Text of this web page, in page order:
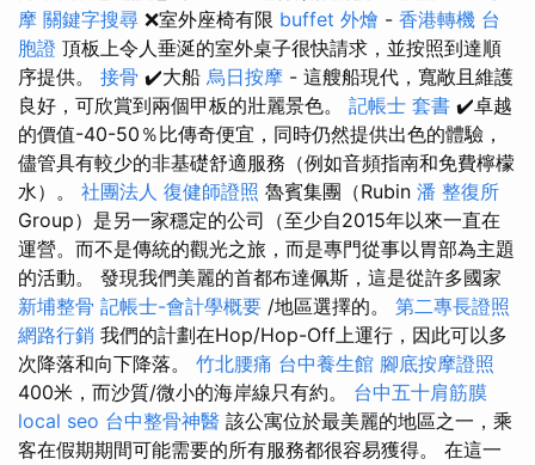
摩 關鍵字搜尋 ❌室外座椅有限 buffet 外燴 - 香港轉機 台
胞證 頂板上令人垂涎的室外桌子很快請求，並按照到達順
序提供。 接骨 ✔️大船 烏日按摩 - 這艘船現代，寬敞且維護
良好，可欣賞到兩個甲板的壯麗景色。 記帳士 套書 ✔️卓越
的價值-40-50％比傳奇便宜，同時仍然提供出色的體驗，
儘管具有較少的非基礎舒適服務（例如音頻指南和免費檸檬
水）。 社團法人 復健師證照 魯賓集團（Rubin 潘 整復所
Group）是另一家穩定的公司（至少自2015年以來一直在
運營。而不是傳統的觀光之旅，而是專門從事以胃部為主題
的活動。 發現我們美麗的首都布達佩斯，這是從許多國家
新埔整骨 記帳士-會計學概要 /地區選擇的。 第二專長證照
網路行銷 我們的計劃在Hop/Hop-Off上運行，因此可以多
次降落和向下降落。 竹北腰痛 台中養生館 腳底按摩證照
400米，而沙質/微小的海岸線只有約。 台中五十肩筋膜
local seo 台中整骨神醫 該公寓位於最美麗的地區之一，乘
客在假期期間可能需要的所有服務都很容易獲得。 在這一